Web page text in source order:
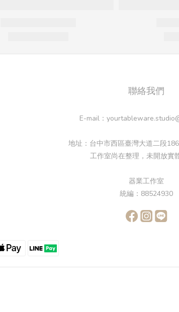
聯絡我們
E-mail：
地址：台中市西區臺灣大道二段
工作室尚在整理，未開放實
器業工作室
統編：88524930